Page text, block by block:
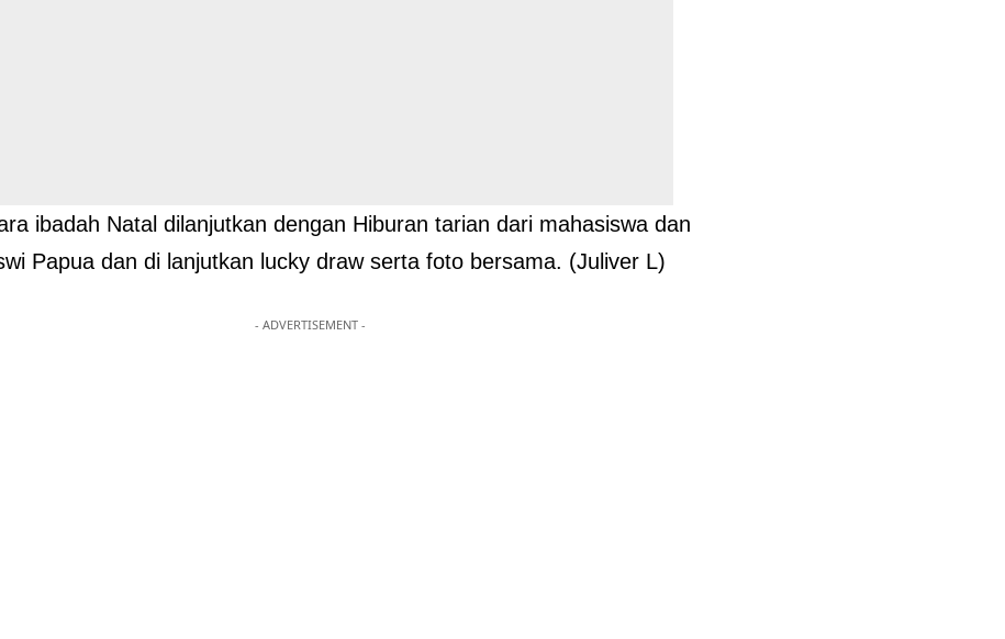
ibadah Natal dilanjutkan dengan Hiburan tarian dari mahasiswa dan
Papua dan di lanjutkan lucky draw serta foto bersama. (Juliver L)
- ADVERTISEMENT -